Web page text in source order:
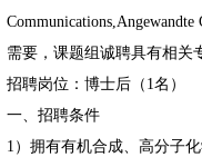
需要，课题组诚聘具有相关
招聘岗位：博士后（1名）
一、招聘条件
1）拥有有机合成、高分子